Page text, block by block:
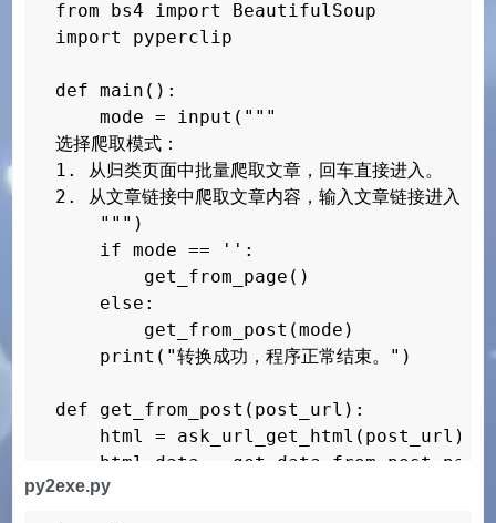
from bs4 import BeautifulSoup
import pyperclip
def main():
    mode = input("""
选择爬取模式：
1. 从归类页面中批量爬取文章，回车直接进入。
2. 从文章链接中爬取文章内容，输入文章链接进入。
    """)
    if mode == '':
        get_from_page()
    else:
        get_from_post(mode)
    print("转换成功，程序正常结束。")
def get_from_post(post_url):
    html = ask_url_get_html(post_url)
html_data =
print('获取成功，文章标题已粘贴至剪切板。
py2exe.py